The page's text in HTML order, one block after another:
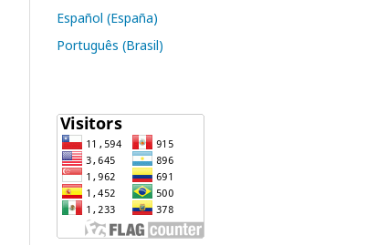
Español (España)
Português (Brasil)